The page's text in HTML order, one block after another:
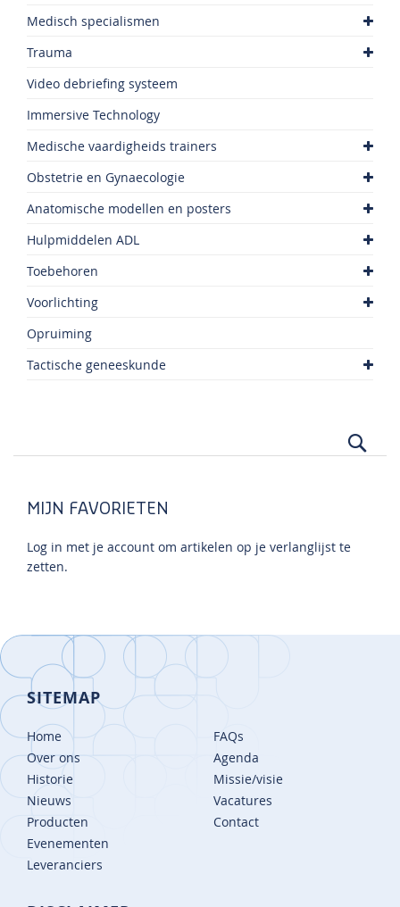
Medisch specialismen
Trauma
Video debriefing systeem
Immersive Technology
Medische vaardigheids trainers
Obstetrie en Gynaecologie
Anatomische modellen en posters
Hulpmiddelen ADL
Toebehoren
Voorlichting
Opruiming
Tactische geneeskunde
MIJN FAVORIETEN
Log in met je account om artikelen op je verlanglijst te
zetten.
SITEMAP
Home
Over ons
Historie
Nieuws
Producten
Evenementen
Leveranciers
FAQs
Agenda
Missie/visie
Vacatures
Contact